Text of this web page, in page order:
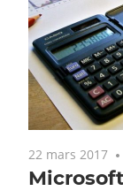
22 mars 2017